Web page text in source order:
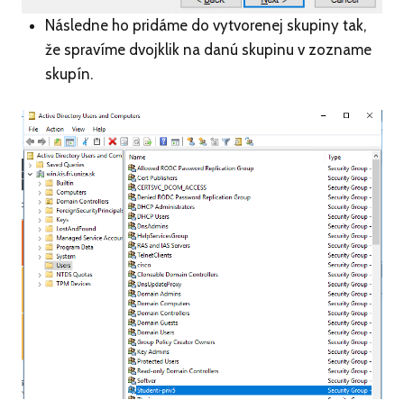
Následne ho pridáme do vytvorenej skupiny tak,
že spravíme dvojklik na danú skupinu v zozname
skupín.